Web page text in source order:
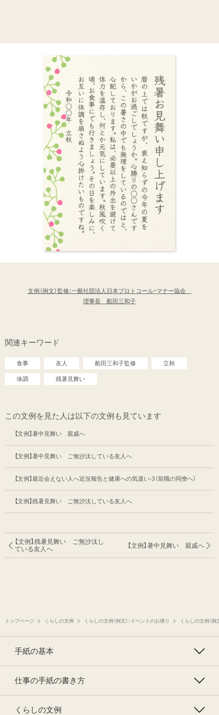
文例（例文）監修：一般社団法人日本プロトコール・マナー協会
理事長 船田三和子
関連キーワード
食事 友人 船田三和子監修 立秋
体調 残暑見舞い
この文例を見た人は以下の文例も見ています
【文例】暑中見舞い 親戚へ
【文例】暑中見舞い ご無沙汰している友人へ
【文例】最近会えない人へ近況報告と健康への気遣い-3（前職の同僚へ）
【文例】残暑見舞い ご無沙汰している友人へ
【文例】残暑見舞い ご無沙汰し
ている友人へ
【文例】暑中見舞い 親戚へ
トップページ くらしの文例 くらしの文例（例文）：イベントのお便り くらしの文例（例
手紙の基本
仕事の手紙の書き方
くらしの文例